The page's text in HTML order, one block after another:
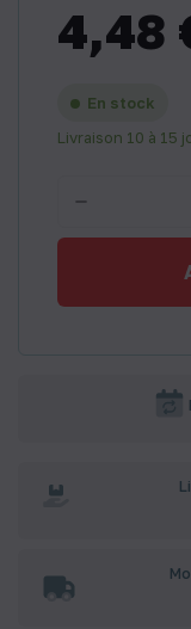
4,48
En stock
Livraison 10 à 15